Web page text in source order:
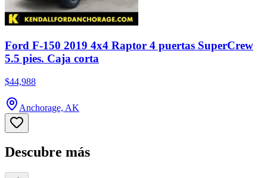
Ford F-150 2019 4x4 Raptor 4 puertas SuperCrew
5.5 pies. Caja corta
$44,988
Anchorage, AK
Descubre más